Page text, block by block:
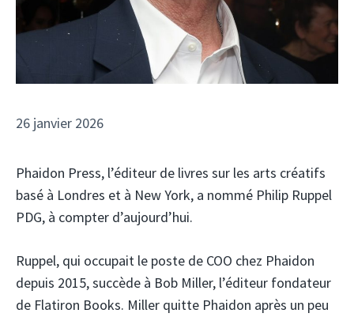
26 janvier 2026
Phaidon Press, l’éditeur de livres sur les arts créatifs
basé à Londres et à New York, a nommé Philip Ruppel
PDG, à compter d’aujourd’hui.
Ruppel, qui occupait le poste de COO chez Phaidon
depuis 2015, succède à Bob Miller, l’éditeur fondateur
de Flatiron Books. Miller quitte Phaidon après un peu